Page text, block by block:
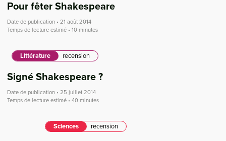
Pour fêter Shakespeare
Date de publication • 21 août 2014
Temps de lecture estimé • 10 minutes
Littérature recension
Signé Shakespeare ?
Date de publication • 25 juillet 2014
Temps de lecture estimé • 40 minutes
Sciences recension